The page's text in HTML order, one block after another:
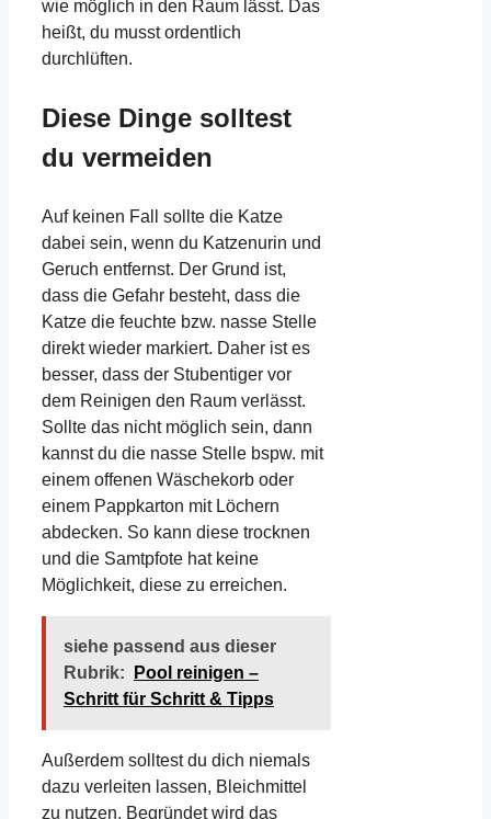
wie möglich in den Raum lässt. Das
heißt, du musst ordentlich
durchlüften.
Diese Dinge solltest
du vermeiden
Auf keinen Fall sollte die Katze
dabei sein, wenn du Katzenurin und
Geruch entfernst. Der Grund ist,
dass die Gefahr besteht, dass die
Katze die feuchte bzw. nasse Stelle
direkt wieder markiert. Daher ist es
besser, dass der Stubentiger vor
dem Reinigen den Raum verlässt.
Sollte das nicht möglich sein, dann
kannst du die nasse Stelle bspw. mit
einem offenen Wäschekorb oder
einem Pappkarton mit Löchern
abdecken. So kann diese trocknen
und die Samtpfote hat keine
Möglichkeit, diese zu erreichen.
siehe passend aus dieser
Rubrik:
Pool reinigen –
Schritt für Schritt & Tipps
Außerdem solltest du dich niemals
dazu verleiten lassen, Bleichmittel
zu nutzen. Begründet wird das